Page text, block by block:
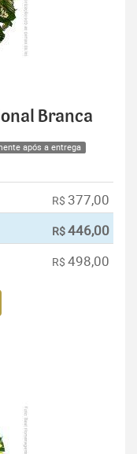
Branca
após a entrega
R$ 377,00
R$446,00
R$ 498,00